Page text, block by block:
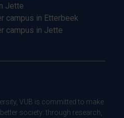
Jette
campus in Etterbeek
campus in Jette
VUB is committed to make
society: through research,